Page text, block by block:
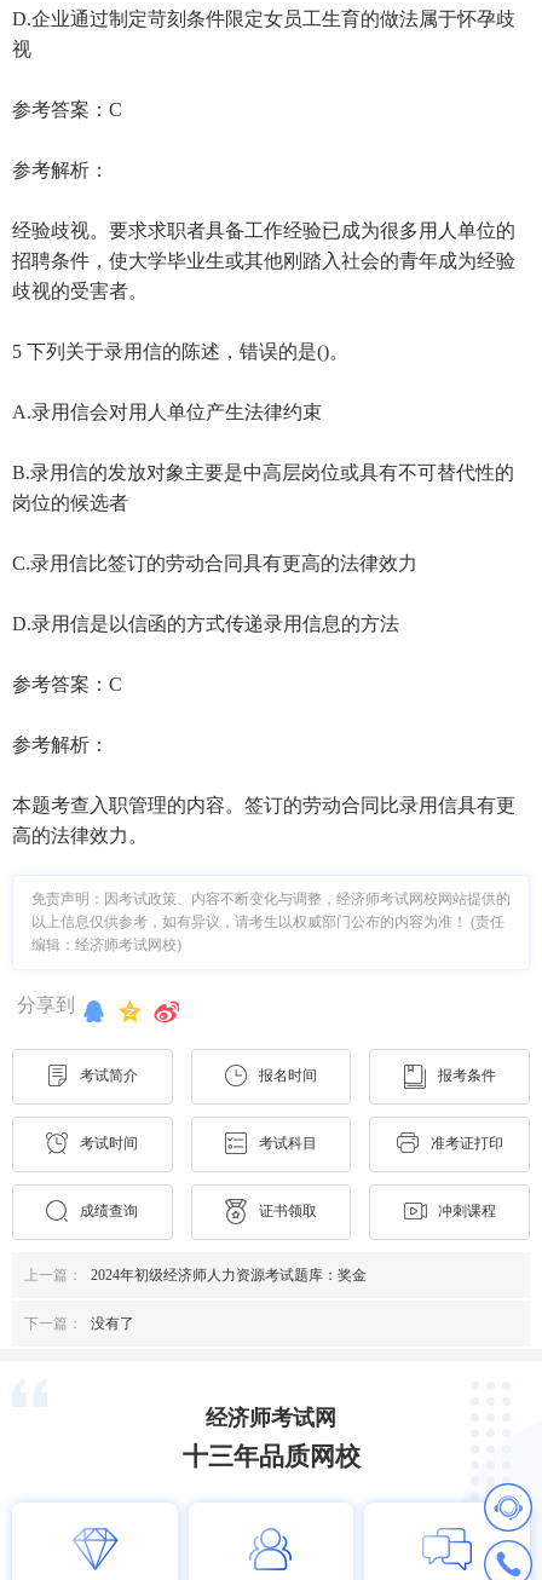
D.企业通过制定苛刻条件限定女员工生育的做法属于怀孕歧
视
参考答案：C
参考解析：
经验歧视。要求求职者具备工作经验已成为很多用人单位的
招聘条件，使大学毕业生或其他刚踏入社会的青年成为经验
歧视的受害者。
5 下列关于录用信的陈述，错误的是()。
A.录用信会对用人单位产生法律约束
B.录用信的发放对象主要是中高层岗位或具有不可替代性的
岗位的候选者
C.录用信比签订的劳动合同具有更高的法律效力
D.录用信是以信函的方式传递录用信息的方法
参考答案：C
参考解析：
本题考查入职管理的内容。签订的劳动合同比录用信具有更
高的法律效力。
免责声明：因考试政策、内容不断变化与调整，经济师考试网校网站提供的
以上信息仅供参考，如有异议，请考生以权威部门公布的内容为准！ (责任
编辑：经济师考试网校)
分享到
考试简介 报名时间 报考条件
考试时间 考试科目 准考证打印
成绩查询 证书领取 冲刺课程
上一篇： 2024年初级经济师人力资源考试题库：奖金
下一篇： 没有了
经济师考试网
十三年品质网校